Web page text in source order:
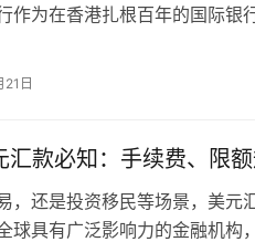
作为在香港扎根百年的国际银
21日
款必知：手续费、限
，还是投资移民等场景，美元
球具有广泛影响力的金融机构